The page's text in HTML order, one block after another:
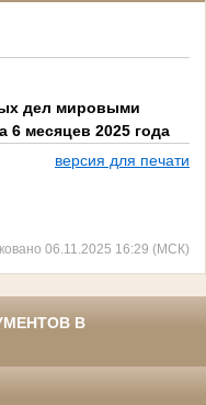
дел мировыми
6 месяцев 2025 года
версия для печати
06.11.2025 16:29 (МСК)
В